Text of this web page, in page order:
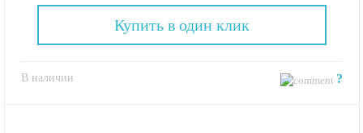
В наличии ?
Купить в один клик